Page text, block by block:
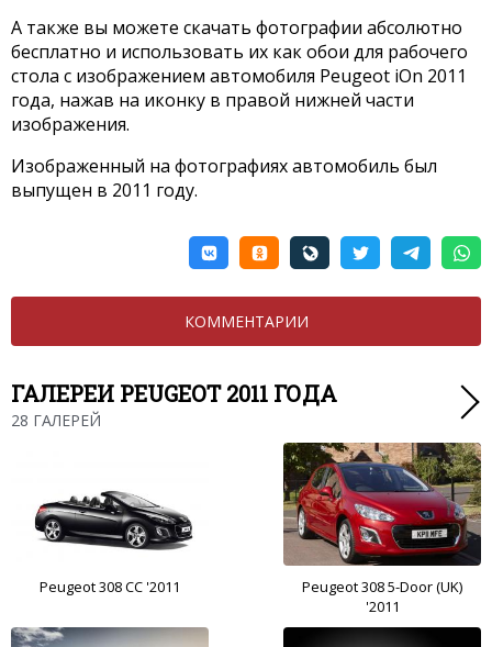
А также вы можете скачать фотографии абсолютно
бесплатно и использовать их как обои для рабочего
стола с изображением автомобиля Peugeot iOn 2011
года, нажав на иконку в правой нижней части
изображения.
Изображенный на фотографиях автомобиль был
выпущен в 2011 году.
КОММЕНТАРИИ
ГАЛЕРЕИ PEUGEOT 2011 ГОДА
28 ГАЛЕРЕЙ
Peugeot 308 CC '2011
Peugeot 308 5-Door (UK)
'2011